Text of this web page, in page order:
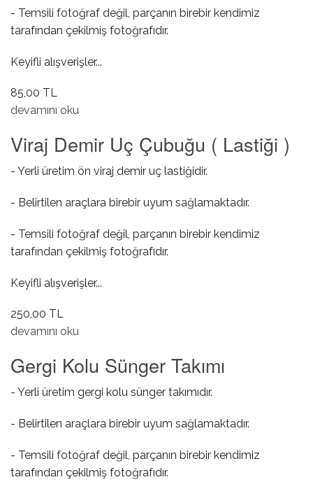
- Temsili fotoğraf değil, parçanın birebir kendimiz
tarafından çekilmiş fotoğrafıdır.
Keyifli alışverişler...
85,00 TL
Kaster Kol Lastiği hakkında
devamını oku
Viraj Demir Uç Çubuğu ( Lastiği )
- Yerli üretim ön viraj demir uç lastiğidir.
- Belirtilen araçlara birebir uyum sağlamaktadır.
- Temsili fotoğraf değil, parçanın birebir kendimiz
tarafından çekilmiş fotoğrafıdır.
Keyifli alışverişler...
250,00 TL
Viraj Demir Uç Çubuğu ( Lastiği ) hakkında
devamını oku
Gergi Kolu Sünger Takımı
- Yerli üretim gergi kolu sünger takımıdır.
- Belirtilen araçlara birebir uyum sağlamaktadır.
- Temsili fotoğraf değil, parçanın birebir kendimiz
tarafından çekilmiş fotoğrafıdır.